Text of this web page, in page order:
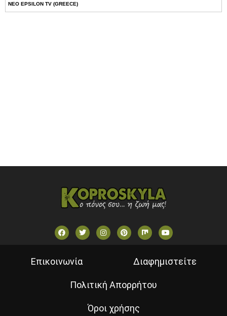
NEO EPSILON TV (GREECE)
Επικοινωνία Διαφημιστείτε
Πολιτική Απορρήτου
Όροι χρήσης